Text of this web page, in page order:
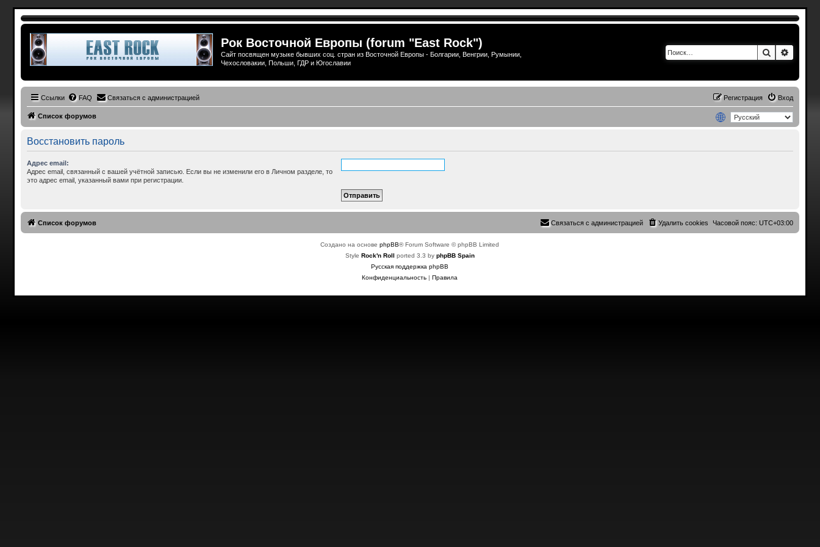
Рок Восточной Европы (forum "East Rock")
Сайт посвящен музыке бывших соц. стран из Восточной Европы - Болгарии, Венгрии, Румынии,
Чехословакии, Польши, ГДР и Югославии
Поиск
Ссылки FAQ Связаться с администрацией Вход
Регистрация
Список форумов
Восстановить пароль
Адрес email:
Адрес email, связанный с вашей учётной записью. Если вы не изменили его в Личном разделе, то
это адрес email, указанный вами при регистрации.
Список форумов Часовой пояс:UTC+03:00
Удалить cookies
Связаться с администрацией
Создано на основеphpBB® Forum Software © phpBB Limited
Style Rock'n Roll ported 3.3 by phpBB Spain
Русская поддержка phpBB
Конфиденциальность |Правила